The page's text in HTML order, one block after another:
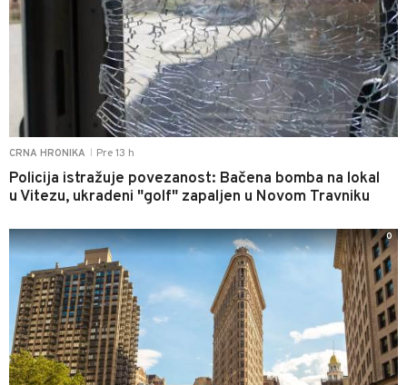
CRNA HRONIKA Pre 13 h
Policija istražuje povezanost: Bačena bomba na lokal
u Vitezu, ukradeni "golf" zapaljen u Novom Travniku
0